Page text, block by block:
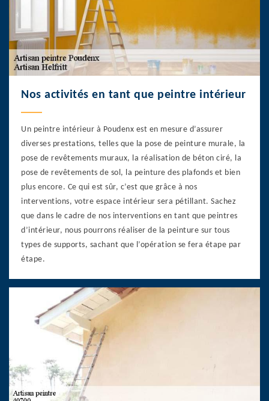
Nos activités en tant que peintre intérieur
Un peintre intérieur à Poudenx est en mesure d’assurer
diverses prestations, telles que la pose de peinture murale, la
pose de revêtements muraux, la réalisation de béton ciré, la
pose de revêtements de sol, la peinture des plafonds et bien
plus encore. Ce qui est sûr, c’est que grâce à nos
interventions, votre espace intérieur sera pétillant. Sachez
que dans le cadre de nos interventions en tant que peintres
d’intérieur, nous pourrons réaliser de la peinture sur tous
types de supports, sachant que l’opération se fera étape par
étape.